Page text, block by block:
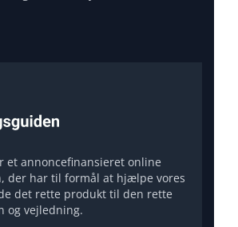
et annoncefinansieret online
der har til formål at hjælpe vores
det rette produkt til den rette
og vejledning.